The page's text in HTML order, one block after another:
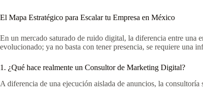
El Mapa Estratégico para Escalar tu Empresa en México
En un mercado saturado de ruido digital, la diferencia entre una
evolucionado; ya no basta con tener presencia, se requiere una
1. ¿Qué hace realmente un Consultor de Marketing Digital?
A diferencia de una ejecución aislada de anuncios, la